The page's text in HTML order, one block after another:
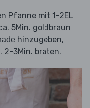
Pfanne mit 1-2EL
5Min. goldbraun
hinzugeben,
2-3Min. braten.